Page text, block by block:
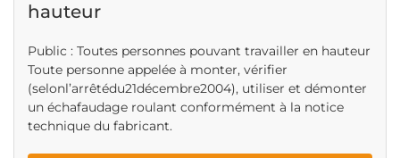
hauteur
Public : Toutes personnes pouvant travailler en hauteur
Toute personne appelée à monter, vérifier
(selonl’arrêtédu21décembre2004), utiliser et démonter
un échafaudage roulant conformément à la notice
technique du fabricant.